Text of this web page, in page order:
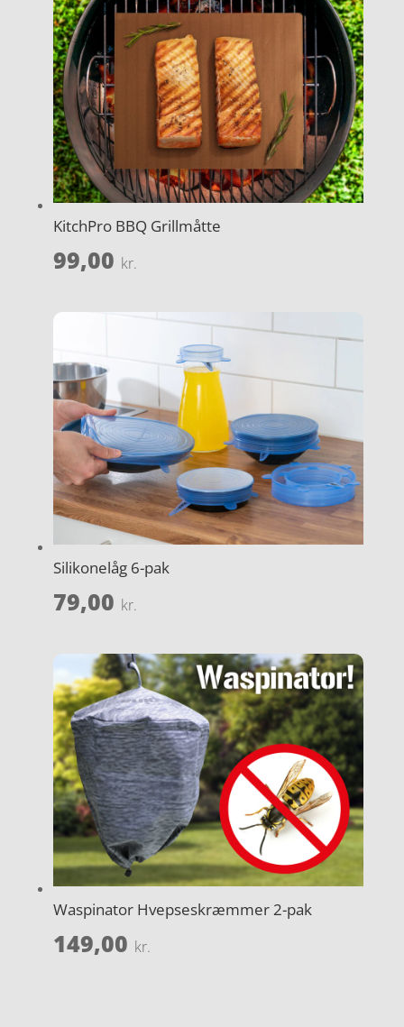
KitchPro BBQ Grillmåtte
99,00 kr.
Silikonelåg 6-pak
79,00 kr.
Waspinator Hvepseskræmmer 2-pak
149,00 kr.